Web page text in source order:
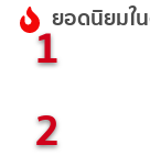
ยอดนิยมใ
1
2